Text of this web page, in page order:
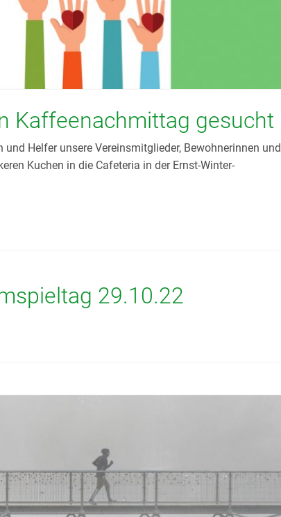
Kaffeenachmittag gesucht
Helfer unsere Vereinsmitglieder, Bewohnerinnen und
Kuchen in die Cafeteria in der Ernst-Winter-
29.10.22